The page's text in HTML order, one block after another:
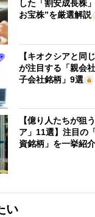
した「割安成長株
お宝株”を厳選解説
【キオクシアと同
が注目する「親会
子会社銘柄」9選
【億り人たちが狙
ア」11選】注目の
資銘柄」を一挙紹介
い